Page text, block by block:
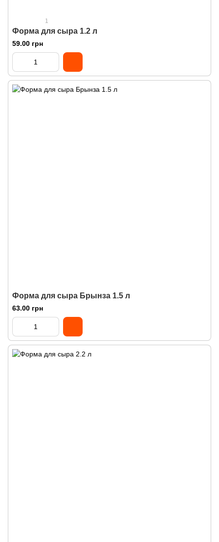
1
Форма для сыра 1.2 л
59.00 грн
Форма для сыра Брынза 1.5 л
63.00 грн